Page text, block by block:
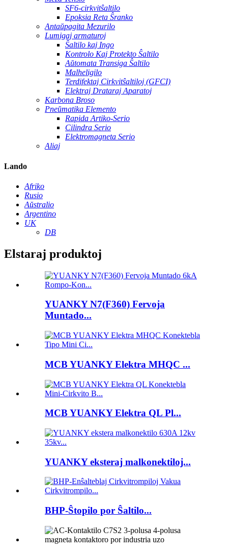
SF6-cirkvitŝaltilo
Epoksia Reta Ŝranko
Antaŭpagita Mezurilo
Lumigaj armaturoj
Ŝaltilo kaj Ingo
Kontrolo Kaj Protekto Ŝaltilo
Aŭtomata Transiga Ŝaltilo
Malheligilo
Terdifektaj Cirkvitŝaltiloj (GFCI)
Elektraj Drataraj Aparatoj
Karbona Broso
Pneŭmatika Elemento
Rapida Artiko-Serio
Cilindra Serio
Elektromagneta Serio
Aliaj
Lando
Afriko
Rusio
Aŭstralio
Argentino
UK
DB
Elstaraj produktoj
YUANKY N7(F360) Fervoja
Muntado...
MCB YUANKY Elektra MHQC ...
MCB YUANKY Elektra QL Pl...
YUANKY eksteraj malkonektiloj...
BHP-Ŝtopilo por Ŝaltilo...